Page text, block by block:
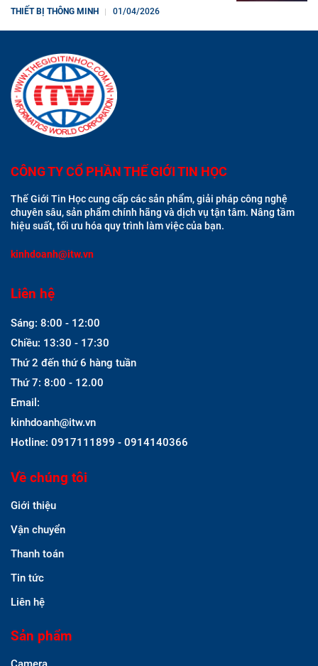
THIẾT BỊ THÔNG MINH 01/04/2026
CÔNG TY CỔ PHẦN THẾ GIỚI TIN HỌC
Thế Giới Tin Học cung cấp các sản phẩm, giải pháp công nghệ
chuyên sâu, sản phẩm chính hãng và dịch vụ tận tâm. Nâng tầm
hiệu suất, tối ưu hóa quy trình làm việc của bạn.
kinhdoanh@itw.vn
Liên hệ
Sáng: 8:00 - 12:00
Chiều: 13:30 - 17:30
Thứ 2 đến thứ 6 hàng tuần
Thứ 7: 8:00 - 12.00
Email:
kinhdoanh@itw.vn
Hotline: 0917111899 - 0914140366
Về chúng tôi
Giới thiệu
Vận chuyển
Thanh toán
Tin tức
Liên hệ
Sản phẩm